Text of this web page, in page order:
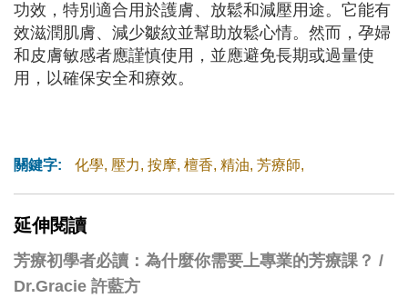
功效，特別適合用於護膚、放鬆和減壓用途。它能有
效滋潤肌膚、減少皺紋並幫助放鬆心情。然而，孕婦
和皮膚敏感者應謹慎使用，並應避免長期或過量使
用，以確保安全和療效。
關鍵字: 化學, 壓力, 按摩, 檀香, 精油, 芳療師,
延伸閱讀
芳療初學者必讀：為什麼你需要上專業的芳療課？ /
Dr.Gracie 許藍方